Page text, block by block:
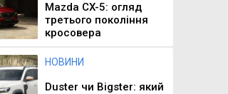
Mazda CX-5: огляд
третього покоління
кросовера
НОВИНИ
Duster чи Bigster: який